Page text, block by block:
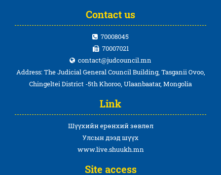
Contact us
70008045
70007021
contact@judcouncil.mn
Address: The Judicial General Council Building, Tasganii Ovoo,
Chingeltei District -5th Khoroo, Ulaanbaatar, Mongolia
Link
Шүүхийн ерөнхий зөвлөл
Улсын дээд шүүх
www.live.shuukh.mn
Site access